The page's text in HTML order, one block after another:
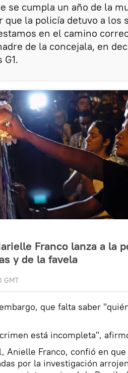
se cumpla un año de la
que la policía detuvo a los
en el camino
de la concejala, en
Franco lanza a la
y de la favela
GMT
que falta saber
está incompleta",
Anielle Franco, confió en que
por la investigación